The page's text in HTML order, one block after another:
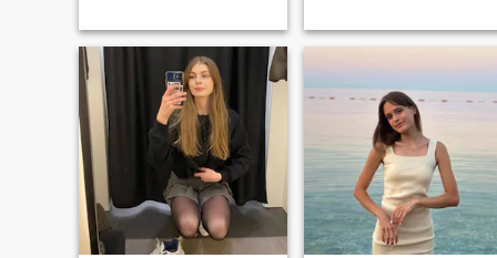
marito. Credo ancora
nell'amore e forse posso
trovare l'amore qui. Sarò lieto
di incontrare un uomo con cui
posso trascorrere giorni e
notti pieni di amore, felicità,
rispetto e fiducia. Voglio fare
quello che amo, come
cucinare i miei piatti preferiti
per il mio uomo. Credo che la
vita sia un viaggio
bellissimo, che va condiviso
con la persona giusta. Sono
entusiasta della prospettiva
have my secret method how
to do it. If you are my man I